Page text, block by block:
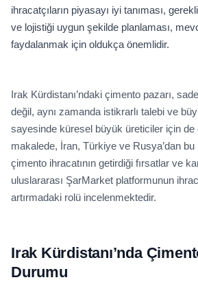
ihracatçıların piyasayı iyi tanıması,
ve lojistiği uygun şekilde planlaması,
faydalanmak için oldukça önemlidir.
Irak Kürdistanı’ndaki çimento pazarı,
değil, aynı zamanda istikrarlı talebi ve
sayesinde küresel büyük üreticiler için de
makalede, İran, Türkiye ve Rusya’dan bu
çimento ihracatının getirdiği fırsatlar ve
uluslararası ŞarMarket platformunun
artırmadaki rolü incelenmektedir.
Irak Kürdistanı’nda
Durumu